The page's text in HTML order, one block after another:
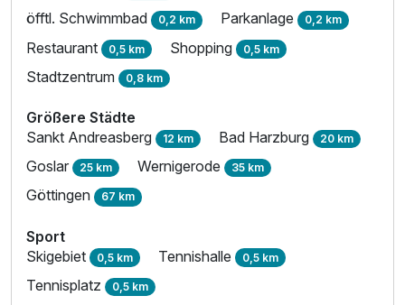
öfftl. Schwimmbad 0,2 km Parkanlage 0,2 km
Restaurant 0,5 km Shopping 0,5 km
Stadtzentrum 0,8 km
Größere Städte
Sankt Andreasberg 12 km Bad Harzburg 20 km
Goslar 25 km Wernigerode 35 km
Göttingen 67 km
Sport
Skigebiet 0,5 km Tennishalle 0,5 km
Tennisplatz 0,5 km